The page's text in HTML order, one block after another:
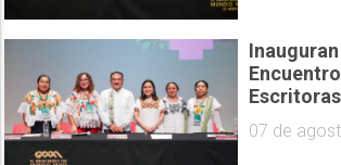
07 de